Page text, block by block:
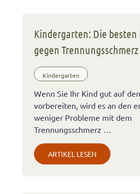
Kindergarten: Die besten
gegen Trennungsschmerz
Kindergarten
Wenn Sie Ihr Kind gut auf
vorbereiten, wird es an den
weniger Probleme mit dem
Trennungsschmerz …
ARTIKEL LESEN